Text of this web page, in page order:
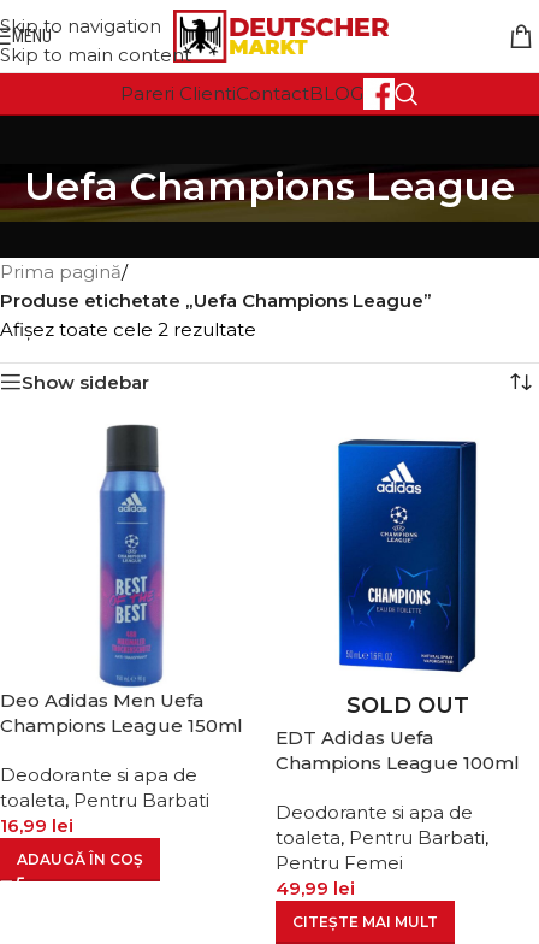
Skip to navigation
Skip to main content
MENU
Pareri ClientiContactBLOG
Uefa Champions League
Prima pagină/
Produse etichetate „Uefa Champions League”
Afișez toate cele 2 rezultate
Show sidebar
Deo Adidas Men Uefa
Champions League 150ml
Deodorante si apa de
toaleta, Pentru Barbati
16,99 lei
ADAUGĂ ÎN COȘ
SOLD OUT
EDT Adidas Uefa
Champions League 100ml
Deodorante si apa de
toaleta, Pentru Barbati,
Pentru Femei
49,99 lei
CITEȘTE MAI MULT